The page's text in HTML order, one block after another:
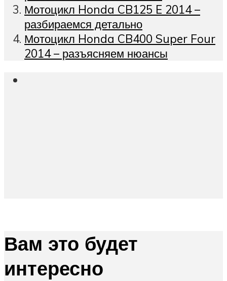
Мотоцикл Honda CB125 E 2014 –
разбираемся детально
Мотоцикл Honda CB400 Super Four
2014 – разъясняем нюансы
Вам это будет
интересно